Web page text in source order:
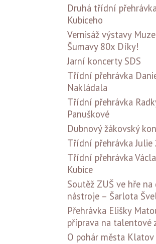
Druhá třídní
Kubiceho
Vernisáž výstavy
Šumavy 80x Díky!
Jarní koncerty SDS
Třídní přehrávka
Nakládala
Třídní přehrávka
Panuškové
Dubnový žákovský
Třídní přehrávka Julie
Třídní přehrávka
Kubice
Soutěž ZUŠ ve hře na
nástroje – Šarlota
Přehrávka Elišky
příprava na talentové
O pohár města Klatov